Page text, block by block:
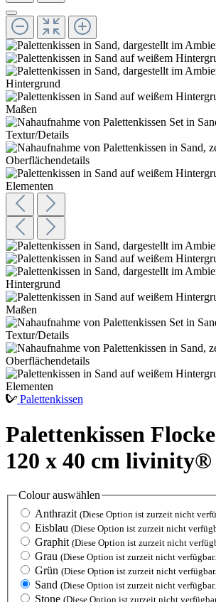
Palettenkissen
Palettenkissen
120 x 40 cm livinity®
Colourauswählen
Anthrazit (Diese Option ist zurzeit nicht
Eisblau (Diese Option ist zurzeit nicht
Graphit (Diese Option ist zurzeit nicht
Grau (Diese Option ist zurzeit nicht
Grün (Diese Option ist zurzeit nicht
Sand (Diese Option ist zurzeit nicht
Stone (Diese Option ist zurzeit nicht